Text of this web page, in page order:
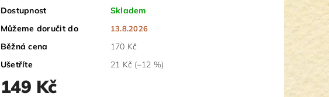
Dostupnost
Skladem
Můžeme doručit do
13.8.2026
Běžná cena
170 Kč
Ušetříte
21 Kč (–12 %)
149 Kč